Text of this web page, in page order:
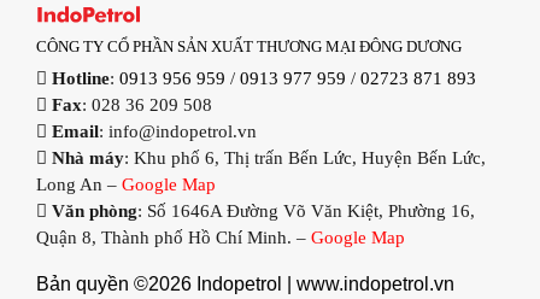
CÔNG TY CỔ PHẦN SẢN XUẤT THƯƠNG MẠI ĐÔNG DƯƠNG
Hotline: 0913 956 959 / 0913 977 959 / 02723 871 893
Fax: 028 36 209 508
Email: info@indopetrol.vn
Nhà máy: Khu phố 6, Thị trấn Bến Lức, Huyện Bến Lức,
Long An – Google Map
Văn phòng: Số 1646A Đường Võ Văn Kiệt, Phường 16,
Quận 8, Thành phố Hồ Chí Minh. – Google Map
Bản quyền ©2026 Indopetrol | www.indopetrol.vn